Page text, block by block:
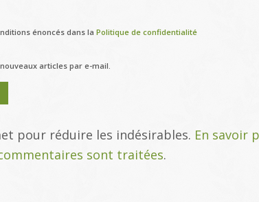
énoncés dans la Politique de confidentialité
articles par e-mail.
pour réduire les indésirables. En savoir
sont traitées.